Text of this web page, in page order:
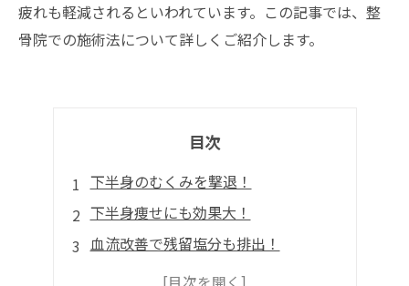
疲れも軽減されるといわれています。この記事では、整
骨院での施術法について詳しくご紹介します。
目次
下半身のむくみを撃退！
下半身痩せにも効果大！
血流改善で残留塩分も排出！
立っている時間が苦痛ではなくなる！